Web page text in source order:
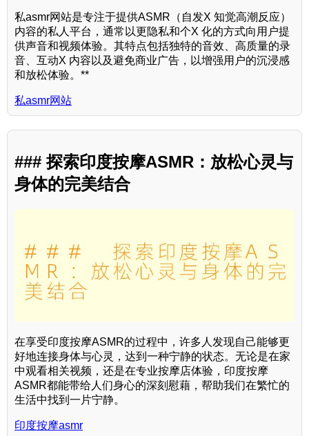
私asmr网站是专注于提供ASMR（自发X 知觉高潮反应）
内容的私人平台，通常以更隐私和个X 化的方式向用户提
供声音和视频体验。其特点包括独特的音效、高质量的录
音、互动X 内容以及避免商业广告，以增强用户的沉浸感
和放松体验。**
私asmr网站
### 探索印度按摩ASMR：放松心灵与
身体的完美结合
在享受印度按摩ASMR的过程中，许多人发现自己能够更
好地连接身体与心灵，达到一种宁静的状态。无论是在家
中观看相关视频，还是在专业按摩店体验，印度按摩
ASMR都能带给人们身心的深刻慰藉，帮助我们在繁忙的
生活中找到一片宁静。
印度按摩asmr